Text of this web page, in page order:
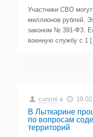
Участники СВО
миллионов рублей.
законом № 391-ФЗ.
военную службу с 1
cursmi в
В Лыткарине
по вопросам
территорий